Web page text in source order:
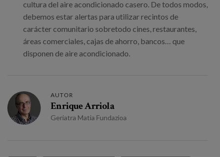
cultura del aire acondicionado casero. De todos modos,
debemos estar alertas para utilizar recintos de
carácter comunitario sobretodo cines, restaurantes,
áreas comerciales, cajas de ahorro, bancos… que
disponen de aire acondicionado.
AUTOR
Enrique Arriola
Geriatra Matia Fundazioa